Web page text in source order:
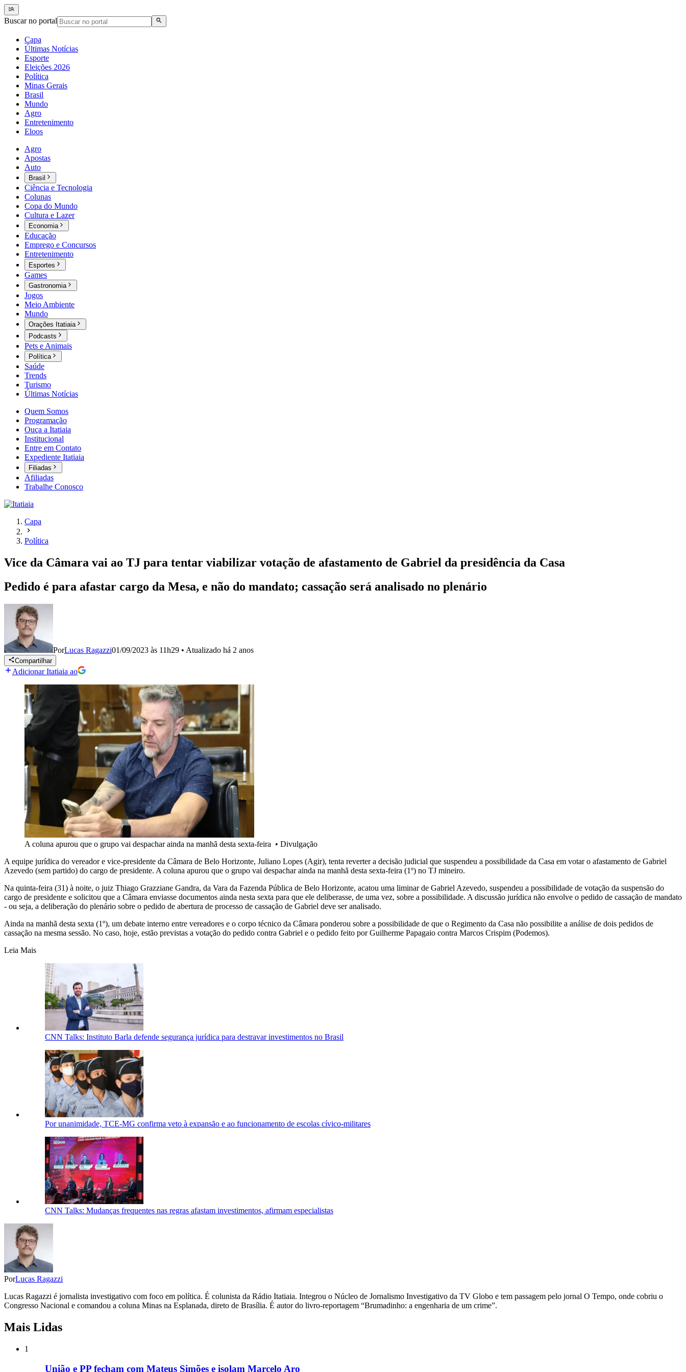
Buscar no portal
Capa
Últimas Notícias
Esporte
Eleições 2026
Política
Minas Gerais
Brasil
Mundo
Agro
Entretenimento
Eloos
Agro
Apostas
Auto
Brasil
Ciência e Tecnologia
Colunas
Copa do Mundo
Cultura e Lazer
Economia
Educação
Emprego e Concursos
Entretenimento
Esportes
Games
Gastronomia
Jogos
Meio Ambiente
Mundo
Orações Itatiaia
Podcasts
Pets e Animais
Política
Saúde
Trends
Turismo
Últimas Notícias
Quem Somos
Programação
Ouça a Itatiaia
Institucional
Entre em Contato
Expediente Itatiaia
Filiadas
Afiliadas
Trabalhe Conosco
Capa
Política
Vice da Câmara vai ao TJ para tentar viabilizar votação de afastamento de Gabriel da presidência da Casa
Pedido é para afastar cargo da Mesa, e não do mandato; cassação será analisado no plenário
PorLucas Ragazzi01/09/2023 às 11h29 • Atualizado há 2 anos
Compartilhar
Adicionar Itatiaia ao
A coluna apurou que o grupo vai despachar ainda na manhã desta sexta-feira • Divulgação
A equipe jurídica do vereador e vice-presidente da Câmara de Belo Horizonte, Juliano Lopes (Agir), tenta reverter a decisão judicial que suspendeu a possibilidade da Casa em votar o afastamento de Gabriel
Azevedo (sem partido) do cargo de presidente. A coluna apurou que o grupo vai despachar ainda na manhã desta sexta-feira (1º) no TJ mineiro.
Na quinta-feira (31) à noite, o juiz Thiago Grazziane Gandra, da Vara da Fazenda Pública de Belo Horizonte, acatou uma liminar de Gabriel Azevedo, suspendeu a possibilidade de votação da suspensão do
cargo de presidente e solicitou que a Câmara enviasse documentos ainda nesta sexta para que ele deliberasse, de uma vez, sobre a possibilidade. A discussão jurídica não envolve o pedido de cassação de mandato
- ou seja, a deliberação do plenário sobre o pedido de abertura de processo de cassação de Gabriel deve ser analisado.
Ainda na manhã desta sexta (1º), um debate interno entre vereadores e o corpo técnico da Câmara ponderou sobre a possibilidade de que o Regimento da Casa não possibilite a análise de dois pedidos de
cassação na mesma sessão. No caso, hoje, estão previstas a votação do pedido contra Gabriel e o pedido feito por Guilherme Papagaio contra Marcos Crispim (Podemos).
Leia Mais
CNN Talks: Instituto Barla defende segurança jurídica para destravar investimentos no Brasil
Por unanimidade, TCE-MG confirma veto à expansão e ao funcionamento de escolas cívico-militares
CNN Talks: Mudanças frequentes nas regras afastam investimentos, afirmam especialistas
PorLucas Ragazzi
Lucas Ragazzi é jornalista investigativo com foco em política. É colunista da Rádio Itatiaia. Integrou o Núcleo de Jornalismo Investigativo da TV Globo e tem passagem pelo jornal O Tempo, onde cobriu o
Congresso Nacional e comandou a coluna Minas na Esplanada, direto de Brasília. É autor do livro-reportagem “Brumadinho: a engenharia de um crime”.
Mais Lidas
1
União e PP fecham com Mateus Simões e isolam Marcelo Aro